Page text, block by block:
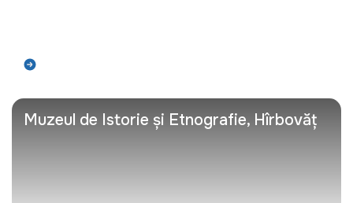
Muzeul de Istorie și Etnografie, Hîrbovăț